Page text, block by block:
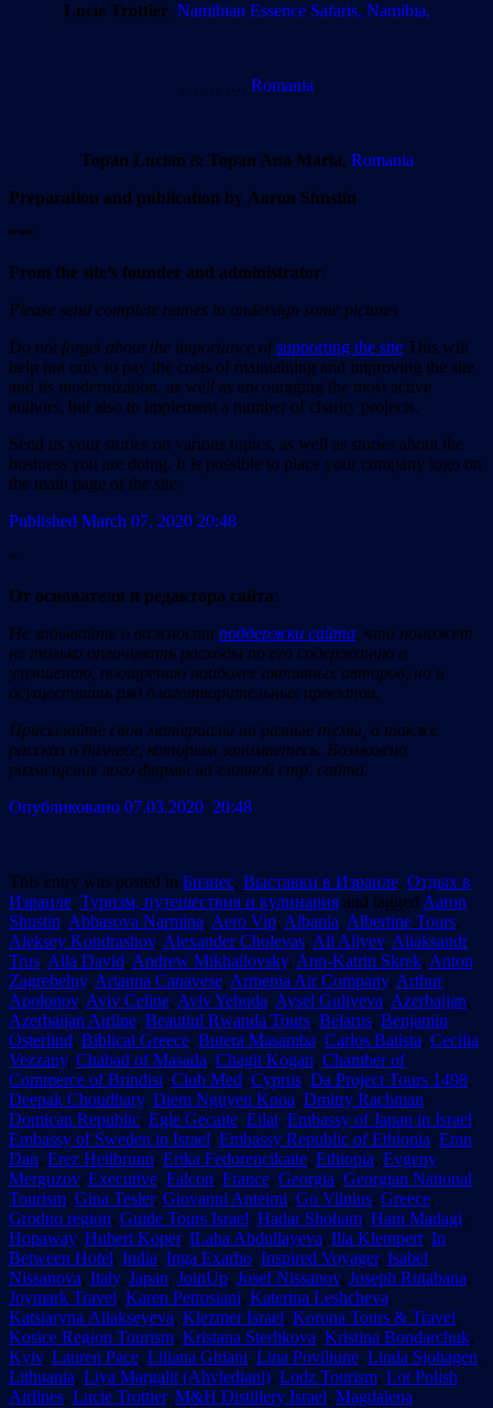
Lucie Trottier, Namibian Essence Safaris, Namibia,
… … …, Romania
Topan Lucian & Topan Ana Maria, Romania
Preparation and publication by Aaron Shustin
***
From the site’s founder and administrator:
Please send complete names to undersign some pictures
Do not forget about the importance of supporting the site This will
help not only to pay the costs of maintaining and improving the site
and its modernization, as well as encouraging the most active
authors, but also to implement a number of charity projects.
Send us your stories on various topics, as well as stories about the
business you are doing. It is possible to place your company logo on
the main page of the site.
Published March 07, 2020 20:48
*
От основателя и редактора сайта:
Не забывайте о важности поддержки сайта , что поможет
не только оплачивать расходы по его содержанию и
улучшению, поощрению наиболее активных авторов, но и
осуществить ряд благотворительных проектов.
Присылайте свои материалы на разные темы, а также
рассказ о бизнесе, которым занимаетесь. Возможно
размещение лого фирмы на главной стр. сайта.
Опубликовано 07.03.2020 20:48
This entry was posted in Бизнес, Выставки в Израиле, Отдых в
Израиле, Туризм, путешествия и кулинария and tagged Aaron
Shustin, Abbasova Narmina, Aero Vip, Albania, Albertine Tours,
Aleksey Kondrashov, Alexander Cholevas, Ali Aliyev, Aliaksandr
Trus, Alla David, Andrew Mikhailovsky, Ann-Katrin Skrek, Anton
Zagrebelny, Arianna Canavese, Armenia Air Company, Arthur
Apolonov, Aviv Celine, Aviv Yehuda, Aysel Guliyeva, Azerbaijan,
Azerbaijan Airline, Beautiul Rwanda Tours, Belarus, Benjamin
Osterlind, Biblical Greece, Butera Masamba, Carlos Batista, Cecilia
Vezzany, Chabad of Masada, Chagit Kogan, Chamber of
Commerce of Brindisi, Club Med, Cyprus, Da Project Tours 1498,
Deepak Choudhary, Diem Nguyen Knoa, Dmitry Rachman,
Domican Republic, Egle Gecaite, Eilat, Embassy of Japan in Israel,
Embassy of Sweden in Israel, Embassy Republic of Ethiopia, Eran
Dan, Erez Heilbrunn, Erika Fedorencikaite, Ethiopia, Evgeny
Merguzov, Executive, Falcon, France, Georgia, Georgian National
Tourism, Gina Tesler, Giovanni Anteimi, Go Vilnius, Greece,
Grodno region, Guide Tours Israel, Hadar Shoham, Hani Madagi,
Hopaway, Hubert Koper, ILaha Abdullayeva, Ilia Klempert, In
Between Hotel, India, Inga Exarho, Inspired Voyager, Isabel
Nissanova, Italy, Japan, JoinUp, Josef Nissanov, Joseph Rutabana,
Joymark Travel, Karen Petrosiani, Katerina Leshcheva,
Katsiaryna Aliakseyeva, Klezmer Israel, Korona Tours & Travel,
Kosice Region Tourism, Kristana Sterlikova, Kristina Bondarchuk,
Kyiv, Lauren Pace, Liliana Ghiani, Lina Poviliune, Linda Sjohagen,
Lithuania, Liya Margalit (Ahvlediani), Lodz Tourism, Lot Polish
Airlines, Lucie Trottier, M&H Distillery Israel, Magdalena